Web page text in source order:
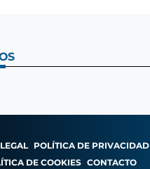
POLÍTICA DE PRIVACIDAD
DE COOKIES CONTACTO